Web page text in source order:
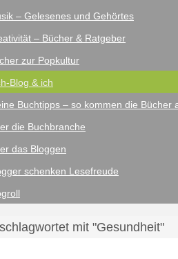
– Gelesenes und Gehörtes
– Bücher & Ratgeber
zur Popkultur
Blog & ich
Buchtipps – so kommen die Bücher
die Buchbranche
das Bloggen
schenken Lesefreude
mit "Gesundheit"